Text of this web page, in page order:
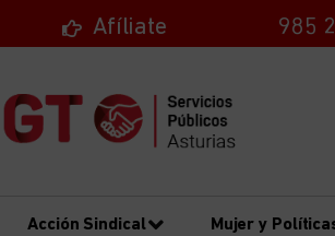
Afíliate 985
Acción Sindical Mujer y